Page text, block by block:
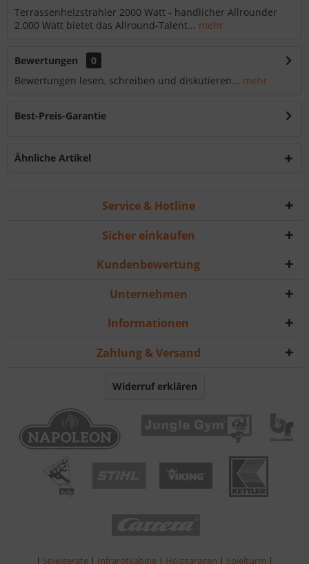
Terrassenheizstrahler 2000 Watt - handlicher Allrounder
2.000 Watt bietet das Allround-Talent... mehr
Bewertungen
0
Bewertungen lesen, schreiben und diskutieren... mehr
Best-Preis-Garantie
Ähnliche Artikel
Service & Hotline
Sicher einkaufen
Kundenbewertung
Unternehmen
Informationen
Zahlung & Versand
Widerruf erklären
| Spielgeräte | Infrarotkabine | Holzgaragen | Spielturm |